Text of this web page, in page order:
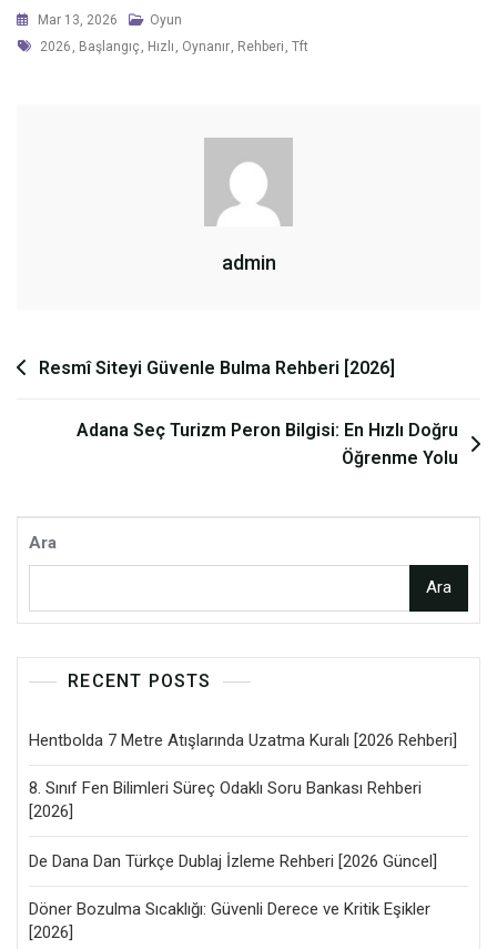
Mar 13, 2026
Oyun
Tags
2026 Başlangıç Hızlı Oynanır Rehberi Tft
admin
YazıResmî Siteyi Güvenle Bulma Rehberi [2026]
Adana Seç Turizm Peron Bilgisi: En Hızlı Doğru
Öğrenme Yolu
Ara
Ara
RECENT POSTS
Hentbolda 7 Metre Atışlarında Uzatma Kuralı [2026 Rehberi]
8. Sınıf Fen Bilimleri Süreç Odaklı Soru Bankası Rehberi
[2026]
De Dana Dan Türkçe Dublaj İzleme Rehberi [2026 Güncel]
Döner Bozulma Sıcaklığı: Güvenli Derece ve Kritik Eşikler
[2026]